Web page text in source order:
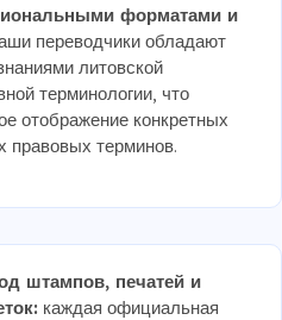
форматами и
переводчики обладают
литовской
терминологии, что
отображение конкретных
правовых терминов.
штампов, печатей и
каждая официальная